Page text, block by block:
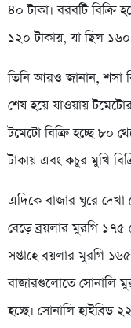
৪০ টাকা। বরবটি বিক্রি
১২০ টাকায়, যা ছিল ১৬০
তিনি আরও জানান, শসা
শেষ হয়ে যাওয়ায়
টমেটো বিক্রি হচ্ছে ৮০
টাকায় এবং কচুর মুখি
এদিকে বাজার ঘুরে দেখা
বেড়ে ব্রয়লার মুরগি ১৭৫
সপ্তাহে ব্রয়লার মুরগি
বাজারগুলোতে সোনালি
হচ্ছে। সোনালি